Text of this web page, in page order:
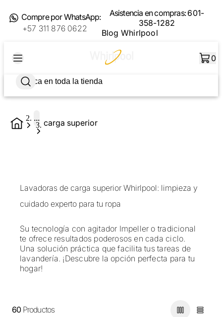
Compre por WhatsApp:
+57 311 876 0622
Asistencia en compras:601-
358-1282
Blog Whirlpool
0
... carga superior
Lavadoras de carga superior Whirlpool: limpieza y
cuidado experto para tu ropa
Su tecnología con agitador Impeller o tradicional
te ofrece resultados poderosos en cada ciclo.
Una solución práctica que facilita tus tareas de
lavandería. ¡Descubre la opción perfecta para tu
hogar!
60 Productos